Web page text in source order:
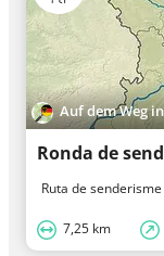
Auf dem Weg
Ronda de
Ruta de senderisme
7,25 km